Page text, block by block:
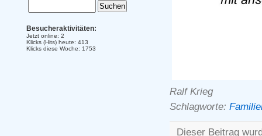
Ralf Krieg
Schlagworte:
Dieser Beitrag
Besucheraktivitäten:
Jetzt online: 2
Klicks (Hits) heute: 413
Klicks diese Woche: 1753